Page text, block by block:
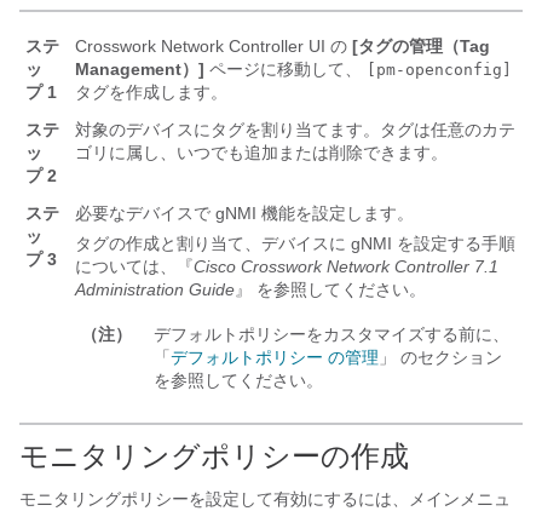
ステ
ッ
プ 1
Crosswork Network Controller UI の [タグの管理（Tag
Management）] ページに移動して、 [pm-openconfig]
タグを作成します。
ステ
ッ
プ 2
対象のデバイスにタグを割り当てます。タグは任意のカテ
ゴリに属し、いつでも追加または削除できます。
ステ
ッ
プ 3
必要なデバイスで gNMI 機能を設定します。
タグの作成と割り当て、デバイスに gNMI を設定する手順
については、『Cisco Crosswork Network Controller 7.1
Administration Guide』 を参照してください。
（注）
デフォルトポリシーをカスタマイズする前に、
「 デフォルトポリシー の管理 」 のセクション
を参照してください。
モニタリングポリシーの作成
モニタリングポリシーを設定して有効にするには、メインメニュ